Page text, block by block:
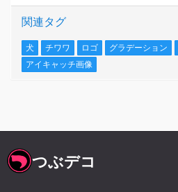
関連タグ
犬 チワワ ロゴ グラデーション
アイキャッチ画像
つぶデコ